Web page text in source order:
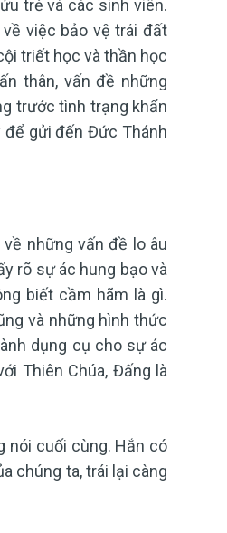
trẻ và các sinh viên.
việc bảo vệ trái đất
triết học và thần học
thân, vấn đề những
trước tình trạng khẩn
để gửi đến Đức Thánh
những vấn đề lo âu
rõ sự ác hung bạo và
biết cầm hãm là gì.
và những hình thức
dụng cụ cho sự ác
Thiên Chúa, Đấng là
nói cuối cùng. Hắn có
chúng ta, trái lại càng